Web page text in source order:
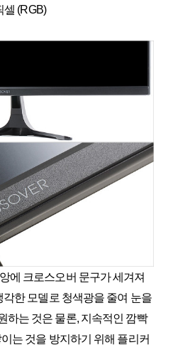
셀 (RGB)
에 크로스오버 문구가 세겨져
한 모델로 청색광을 줄여 눈을
하는 것은 물론, 지속적인 깜빡
는 것을 방지하기 위해 플리커